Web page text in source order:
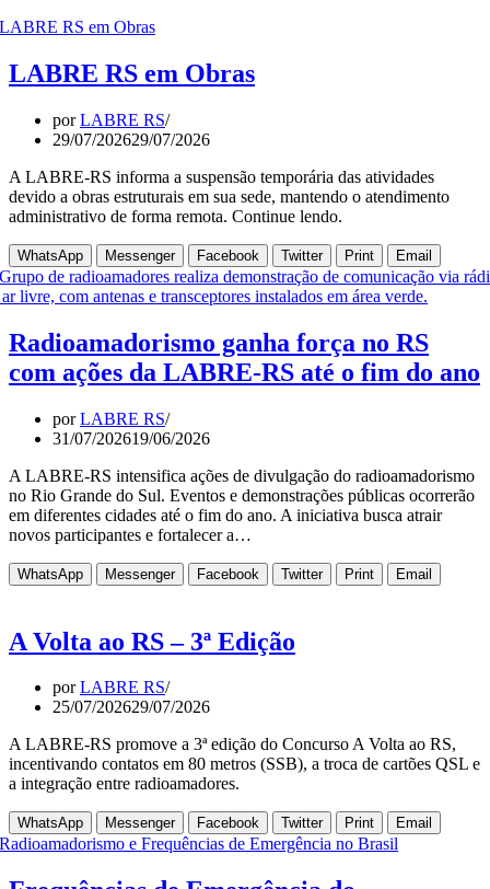
LABRE RS em Obras
porLABRE RS
29/07/202629/07/2026
A LABRE-RS informa a suspensão temporária das atividades
devido a obras estruturais em sua sede, mantendo o atendimento
administrativo de forma remota. Continue lendo.
WhatsApp Messenger Facebook Twitter Print Email
Radioamadorismo ganha força no RS
com ações da LABRE-RS até o fim do ano
porLABRE RS
31/07/202619/06/2026
A LABRE-RS intensifica ações de divulgação do radioamadorismo
no Rio Grande do Sul. Eventos e demonstrações públicas ocorrerão
em diferentes cidades até o fim do ano. A iniciativa busca atrair
novos participantes e fortalecer a…
WhatsApp Messenger Facebook Twitter Print Email
A Volta ao RS – 3ª Edição
porLABRE RS
25/07/202629/07/2026
A LABRE-RS promove a 3ª edição do Concurso A Volta ao RS,
incentivando contatos em 80 metros (SSB), a troca de cartões QSL e
a integração entre radioamadores.
WhatsApp Messenger Facebook Twitter Print Email